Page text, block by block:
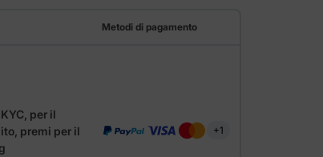
Metodi di pagamento
per il
premi per il
+1